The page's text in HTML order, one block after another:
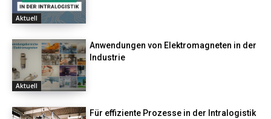
Aktuell
Aktuell
Anwendungen von Elektromagneten in der
Industrie
Für effiziente Prozesse in der Intralogistik